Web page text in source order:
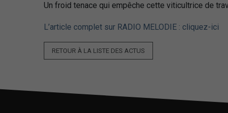
Un froid tenace qui empêche cette viticultrice de
L’article complet sur RADIO MELODIE : cliquez-ici
RETOUR À LA LISTE DES ACTUS